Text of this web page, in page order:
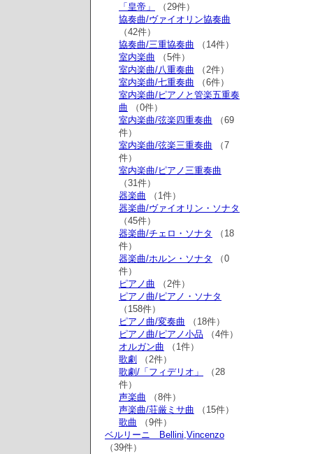
「皇帝」
（29件）
協奏曲/ヴァイオリン協奏曲
（42件）
協奏曲/三重協奏曲 （14件）
室内楽曲 （5件）
室内楽曲/八重奏曲 （2件）
室内楽曲/七重奏曲 （6件）
室内楽曲/ピアノと管楽五重奏
曲 （0件）
室内楽曲/弦楽四重奏曲 （69
件）
室内楽曲/弦楽三重奏曲 （7
件）
室内楽曲/ピアノ三重奏曲
（31件）
器楽曲 （1件）
器楽曲/ヴァイオリン・ソナタ
（45件）
器楽曲/チェロ・ソナタ
（18
件）
器楽曲/ホルン・ソナタ
（0
件）
ピアノ曲 （2件）
ピアノ曲/ピアノ・ソナタ
（158件）
ピアノ曲/変奏曲 （18件）
ピアノ曲/ピアノ小品 （4件）
オルガン曲 （1件）
歌劇
（2件）
歌劇/「フィデリオ」
（28
件）
声楽曲 （8件）
声楽曲/荘厳ミサ曲 （15件）
歌曲 （9件）
ベルリーニ Bellini,Vincenzo
（39件）